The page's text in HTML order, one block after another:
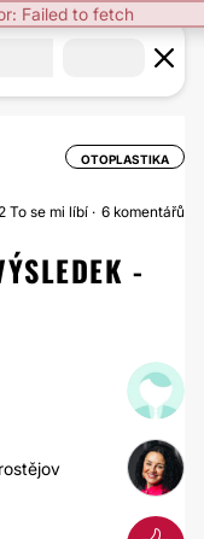
Failed to fetch
OTOPLASTIKA
To se mi líbí 6 komentářů
-